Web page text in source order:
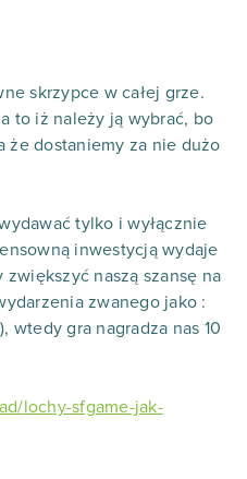
skrzypce w całej grze.
to iż należy ją wybrać, bo
że dostaniemy za nie dużo
tylko i wyłącznie
inwestycją wydaje
naszą szansę na
zwanego jako :
wtedy gra nagradza nas 10
lochy-sfgame-jak-